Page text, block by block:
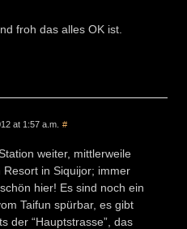
froh das alles OK ist.
at 1:57 a.m. #
weiter, mittlerweile
in Siquijor; immer
hier! Es sind noch ein
Taifun spürbar, es gibt
der “Hauptstrasse”, das